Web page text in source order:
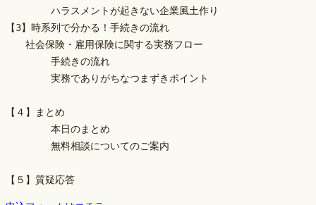
	ハラスメントが起きない企業風土作り
【3】時系列で分かる！手続きの流れ
社会保険・雇用保険に関する実務フロー
	手続きの流れ
	実務でありがちなつまずきポイント
【４】まとめ
	本日のまとめ
	無料相談についてのご案内
【５】質疑応答